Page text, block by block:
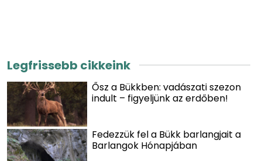
Legfrissebb cikkeink
Ősz a Bükkben: vadászati szezon
indult – figyeljünk az erdőben!
Fedezzük fel a Bükk barlangjait a
Barlangok Hónapjában